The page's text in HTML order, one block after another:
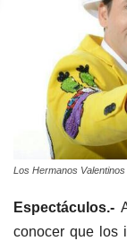
Los Hermanos Valentinos
Espectáculos.-
conocer que los